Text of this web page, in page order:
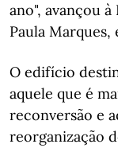
ano", avançou
Paula
O edifício
aquele que é
reconversão e
reorganização